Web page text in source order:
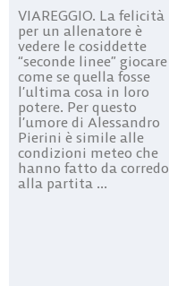
VIAREGGIO. La felicità
per un allenatore è
vedere le cosiddette
“seconde linee” giocare
come se quella fosse
l’ultima cosa in loro
potere. Per questo
l’umore di Alessandro
Pierini è simile alle
condizioni meteo che
hanno fatto da corredo
alla partita ...